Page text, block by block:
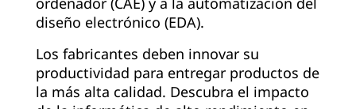
diseño electrónico (EDA).
Los fabricantes deben innovar su
productividad para entregar productos de
la más alta calidad. Descubra el impacto